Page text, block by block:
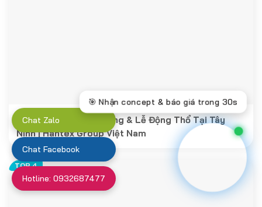
Tổ Chức Lễ Khai Trương & Lễ Động Thổ Tại Tây
Ninh | Hantex Group Việt Nam
Chat Zalo
Chat Facebook
Hotline: 0932687477